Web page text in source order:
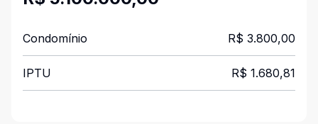
Condomínio R$ 3.800,00
IPTU R$ 1.680,81